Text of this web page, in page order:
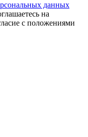
данных
на
с положениями